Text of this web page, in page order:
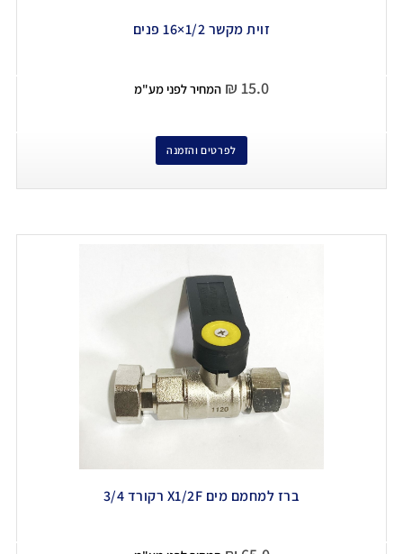
זוית מקשר 1/2×16 פנים
₪ 15.0 המחיר לפני מע"מ
לפרטים והזמנה
ברז למחמם מים X1/2F רקורד 3/4